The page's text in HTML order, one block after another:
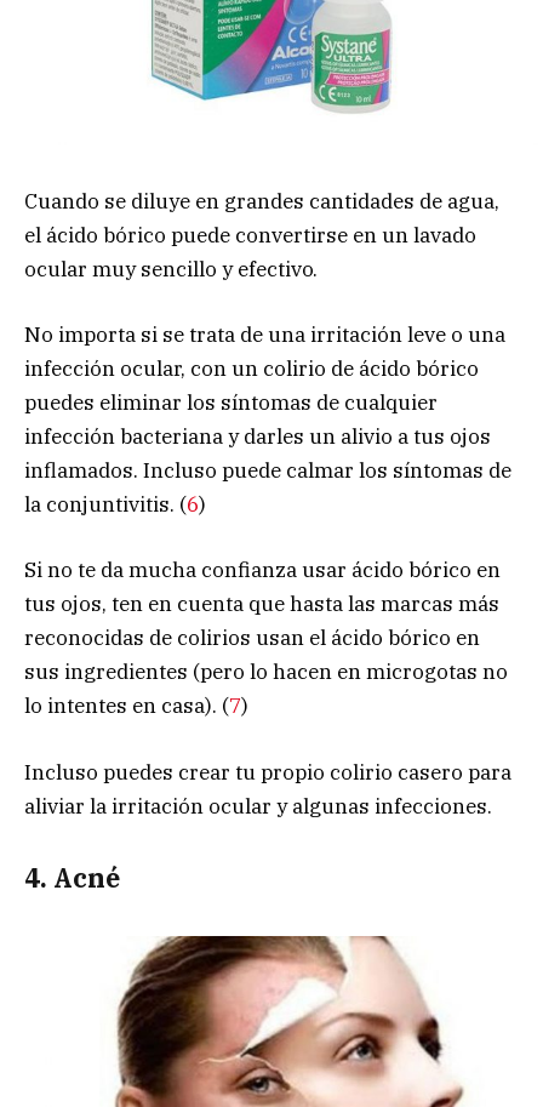
Cuando se diluye en grandes cantidades de agua,
el ácido bórico puede convertirse en un lavado
ocular muy sencillo y efectivo.
No importa si se trata de una irritación leve o una
infección ocular, con un colirio de ácido bórico
puedes eliminar los síntomas de cualquier
infección bacteriana y darles un alivio a tus ojos
inflamados. Incluso puede calmar los síntomas de
la conjuntivitis. (6)
Si no te da mucha confianza usar ácido bórico en
tus ojos, ten en cuenta que hasta las marcas más
reconocidas de colirios usan el ácido bórico en
sus ingredientes (pero lo hacen en microgotas no
lo intentes en casa). (7)
Incluso puedes crear tu propio colirio casero para
aliviar la irritación ocular y algunas infecciones.
4. Acné